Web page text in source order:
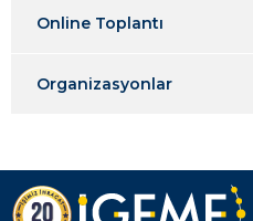
Online Toplantı
Organizasyonlar